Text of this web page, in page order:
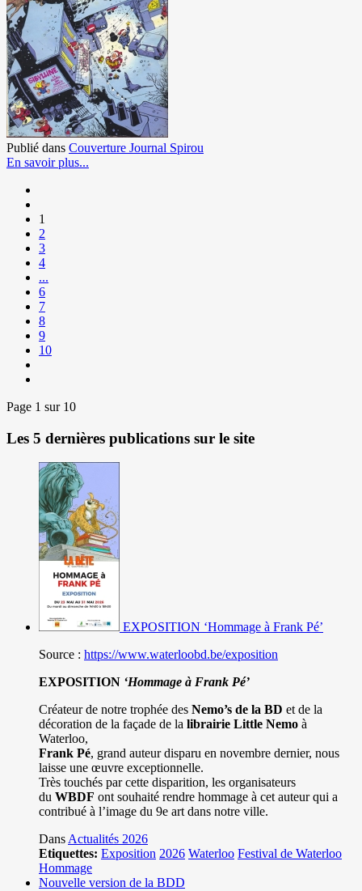
Publié dans Couverture Journal Spirou
En savoir plus...
1
2
3
4
...
6
7
8
9
10
Page 1 sur 10
Les 5 dernières publications sur le site
EXPOSITION ‘Hommage à Frank Pé’
Source : https://www.waterloobd.be/exposition
EXPOSITION ‘Hommage à Frank Pé’
Créateur de notre trophée des Nemo’s de la BD et de la
décoration de la façade de la librairie Little Nemo à
Waterloo,
Frank Pé, grand auteur disparu en novembre dernier, nous
laisse une œuvre exceptionnelle.
Très touchés par cette disparition, les organisateurs
du WBDF ont souhaité rendre hommage à cet auteur qui a
contribué à l’image du 9e art dans notre ville.
DansActualités 2026
Etiquettes: Exposition 2026 Waterloo Festival de Waterloo
Hommage
Nouvelle version de la BDD